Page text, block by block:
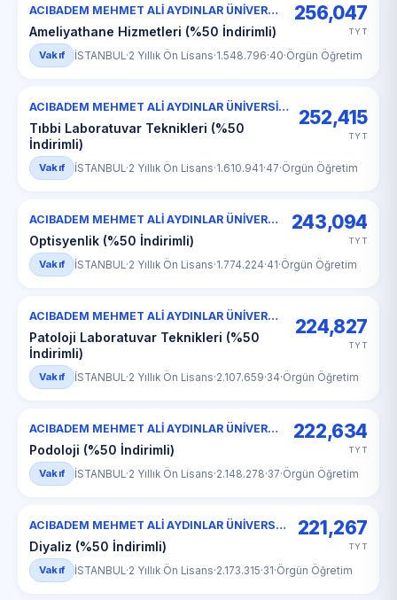
ACIBADEM MEHMET ALİ AYDINLAR ÜNİVERSİTESİ
Ameliyathane Hizmetleri (%50 İndirimli)
256,047
TYT
Vakıf İSTANBUL ·2 Yıllık Ön Lisans·1.548.796·40·Örgün Öğretim
ACIBADEM MEHMET ALİ AYDINLAR ÜNİVERSİTESİ
Tıbbi Laboratuvar Teknikleri (%50
İndirimli)
252,415
TYT
Vakıf İSTANBUL ·2 Yıllık Ön Lisans·1.610.941·47·Örgün Öğretim
ACIBADEM MEHMET ALİ AYDINLAR ÜNİVERSİTESİ
Optisyenlik (%50 İndirimli)
243,094
TYT
Vakıf İSTANBUL ·2 Yıllık Ön Lisans·1.774.224·41·Örgün Öğretim
ACIBADEM MEHMET ALİ AYDINLAR ÜNİVERSİTESİ
Patoloji Laboratuvar Teknikleri (%50
İndirimli)
224,827
TYT
Vakıf İSTANBUL ·2 Yıllık Ön Lisans·2.107.659·34·Örgün Öğretim
ACIBADEM MEHMET ALİ AYDINLAR ÜNİVERSİTESİ
Podoloji (%50 İndirimli)
222,634
TYT
Vakıf İSTANBUL ·2 Yıllık Ön Lisans·2.148.278·37·Örgün Öğretim
ACIBADEM MEHMET ALİ AYDINLAR ÜNİVERSİTESİ
Diyaliz (%50 İndirimli)
221,267
TYT
Vakıf İSTANBUL ·2 Yıllık Ön Lisans·2.173.315·31·Örgün Öğretim